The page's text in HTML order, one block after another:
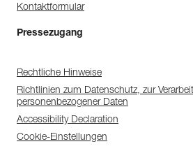
Kontaktformular
Pressezugang
Rechtliche Hinweise
Richtlinien zum Datenschutz, zur
personenbezogener Daten
Accessibility Declaration
Cookie-Einstellungen